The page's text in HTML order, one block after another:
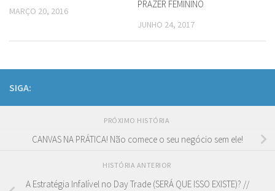
MARÇO 20, 2016
PRAZER FEMININO
JUNHO 24, 2017
SIGA:
PRÓXIMO HISTÓRIA
CANVAS NA PRÁTICA! Não comece o seu negócio sem ele!
HISTÓRIA ANTERIOR
A Estratégia Infalível no Day Trade (SERÁ QUE ISSO EXISTE)? //